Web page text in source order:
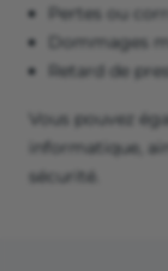
Pertes ou
Dommages
Retard de
Vous pouvez
informatique,
sécurité.